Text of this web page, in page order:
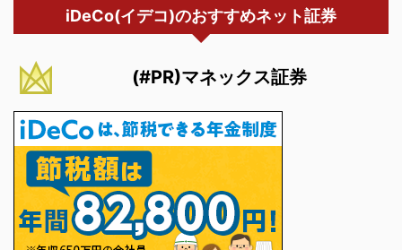
iDeCo(イデコ)のおすすめネット証券
(#PR)マネックス証券